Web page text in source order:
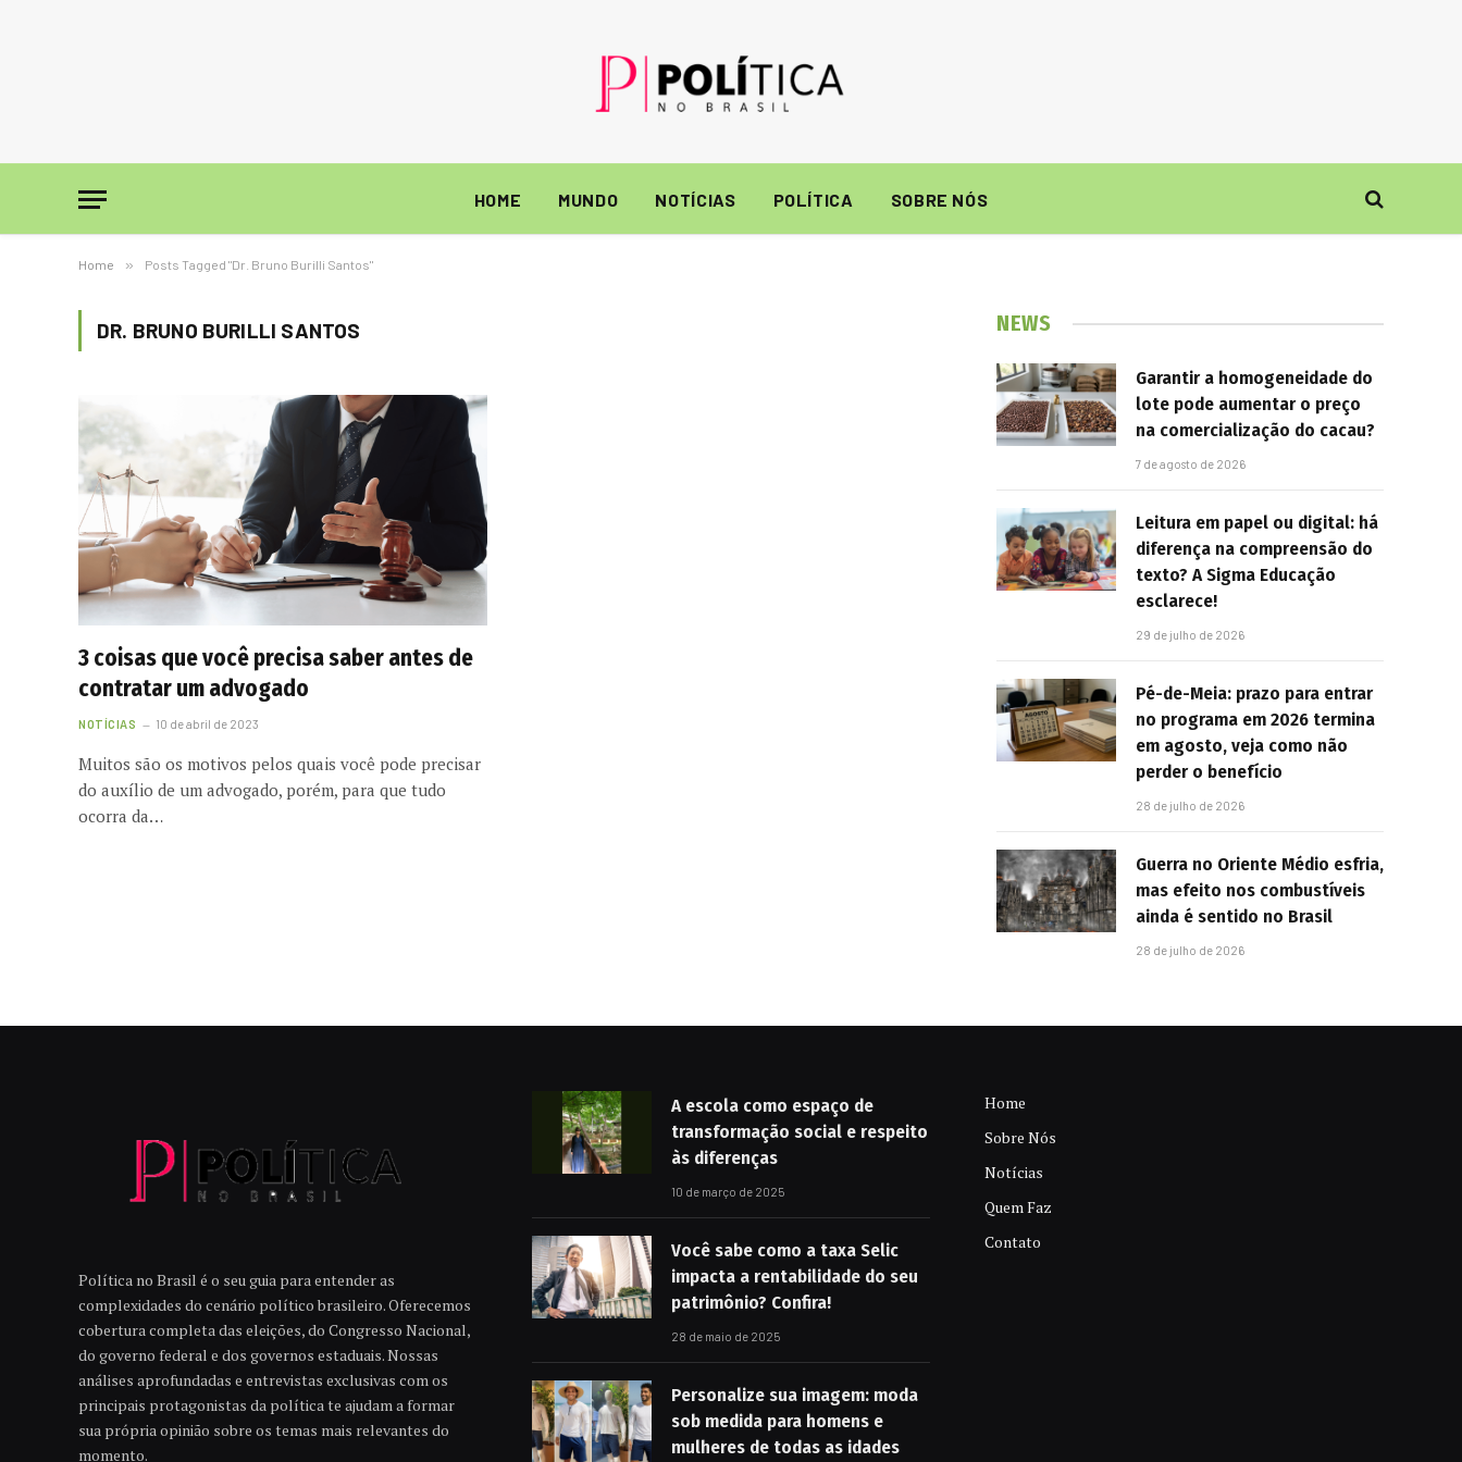
HOME MUNDO NOTÍCIAS POLÍTICA SOBRE NÓS
Home » Posts Tagged "Dr. Bruno Burilli Santos"
DR. BRUNO BURILLI SANTOS
3 coisas que você precisa saber antes de
contratar um advogado
NOTÍCIAS 10 de abril de 2023
Muitos são os motivos pelos quais você pode precisar
do auxílio de um advogado, porém, para que tudo
ocorra da…
NEWS
Garantir a homogeneidade do
lote pode aumentar o preço
na comercialização do cacau?
7 de agosto de 2026
Leitura em papel ou digital: há
diferença na compreensão do
texto? A Sigma Educação
esclarece!
29 de julho de 2026
Pé-de-Meia: prazo para entrar
no programa em 2026 termina
em agosto, veja como não
perder o benefício
28 de julho de 2026
Guerra no Oriente Médio esfria,
mas efeito nos combustíveis
ainda é sentido no Brasil
28 de julho de 2026
Política no Brasil é o seu guia para entender as
complexidades do cenário político brasileiro. Oferecemos
cobertura completa das eleições, do Congresso Nacional,
do governo federal e dos governos estaduais. Nossas
análises aprofundadas e entrevistas exclusivas com os
principais protagonistas da política te ajudam a formar
sua própria opinião sobre os temas mais relevantes do
momento.
A escola como espaço de
transformação social e respeito
às diferenças
10 de março de 2025
Você sabe como a taxa Selic
impacta a rentabilidade do seu
patrimônio? Confira!
28 de maio de 2025
Personalize sua imagem: moda
sob medida para homens e
mulheres de todas as idades
Home
Sobre Nós
Notícias
Quem Faz
Contato